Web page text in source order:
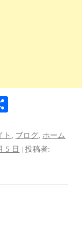
ト , ブログ,ホーム
5 日 |投稿者: